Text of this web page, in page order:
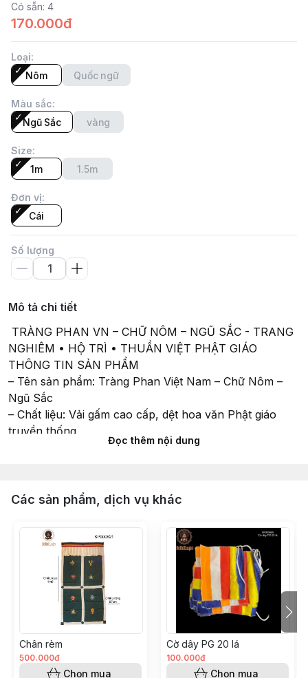
Có sẵn: 4
170.000đ
Loại:
Nôm
Quốc ngữ
Màu sắc:
Ngũ Sắc
vàng
Size:
1m
1.5m
Đơn vị:
Cái
Số lượng
Mô tả chi tiết
TRÀNG PHAN VN – CHỮ NÔM – NGŨ SẮC - TRANG
NGHIÊM • HỘ TRÌ • THUẦN VIỆT PHẬT GIÁO
THÔNG TIN SẢN PHẨM
– Tên sản phẩm: Tràng Phan Việt Nam – Chữ Nôm –
Ngũ Sắc
– Chất liệu: Vải gấm cao cấp, dệt hoa văn Phật giáo
truyền thống
– Màu sắc: Ngũ sắc (xanh – vàng – đỏ – trắng – lục)
trung tâm nổi bật, phía dưới chia nhiều dải rủ mềm mại
sắc Phật giáo Việt Nam
KÍCH THƯỚC
– Chiều dài: 1m
– Chiều rộng: 30cm
(Kích thước cân đối, nổi bật khi treo ban thờ, chánh
điện, đạo tràng)
Ý NGHĨA TÂM LINH
– Tràng phan chữ Nôm mang đậm tinh thần Phật giáo
Việt, gần gũi và linh thiêng
Đọc thêm nội dung
Các sản phẩm, dịch vụ khác
Chân rèm
500.000đ
Chọn mua
Cờ dây PG 20 lá
100.000đ
Chọn mua